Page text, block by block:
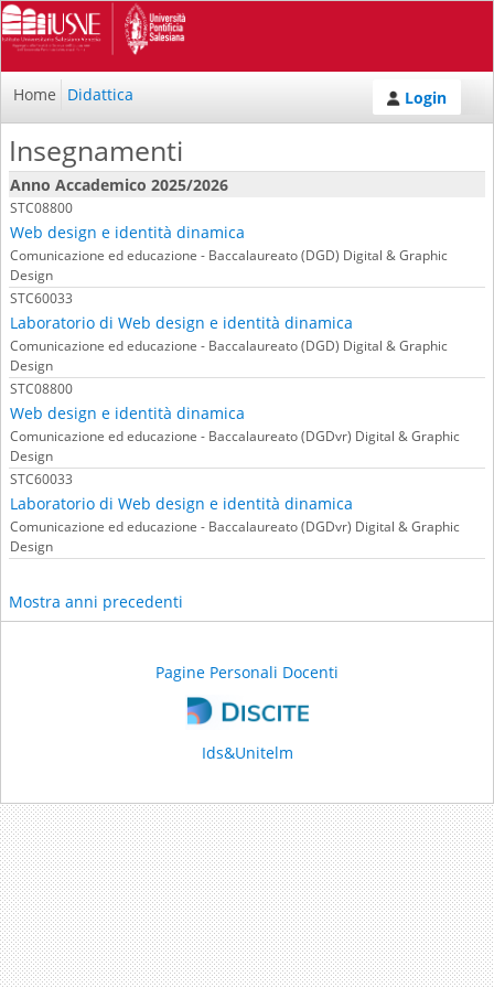
Home Didattica Login
Insegnamenti
Anno Accademico 2025/2026
STC08800
Web design e identità dinamica
Comunicazione ed educazione - Baccalaureato (DGD) Digital & Graphic
Design
STC60033
Laboratorio di Web design e identità dinamica
Comunicazione ed educazione - Baccalaureato (DGD) Digital & Graphic
Design
STC08800
Web design e identità dinamica
Comunicazione ed educazione - Baccalaureato (DGDvr) Digital & Graphic
Design
STC60033
Laboratorio di Web design e identità dinamica
Comunicazione ed educazione - Baccalaureato (DGDvr) Digital & Graphic
Design
Mostra anni precedenti
Pagine Personali Docenti
Ids&Unitelm